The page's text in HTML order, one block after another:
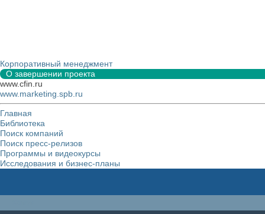
Корпоративный менеджмент
О завершении проекта
www.cfin.ru
www.marketing.spb.ru
Главная
Библиотека
Поиск компаний
Поиск пресс-релизов
Программы и видеокурсы
Исследования и бизнес-планы